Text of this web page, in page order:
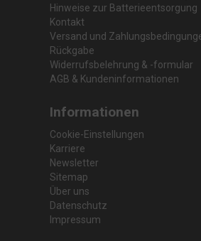
Hinweise zur Batterieentsorgung
Kontakt
Versand und
Rückgabe
Widerrufsbelehrung & -formular
AGB & Kundeninformationen
Informationen
Cookie-Einstellungen
Karriere
Newsletter
Sitemap
Über uns
Datenschutz
Impressum